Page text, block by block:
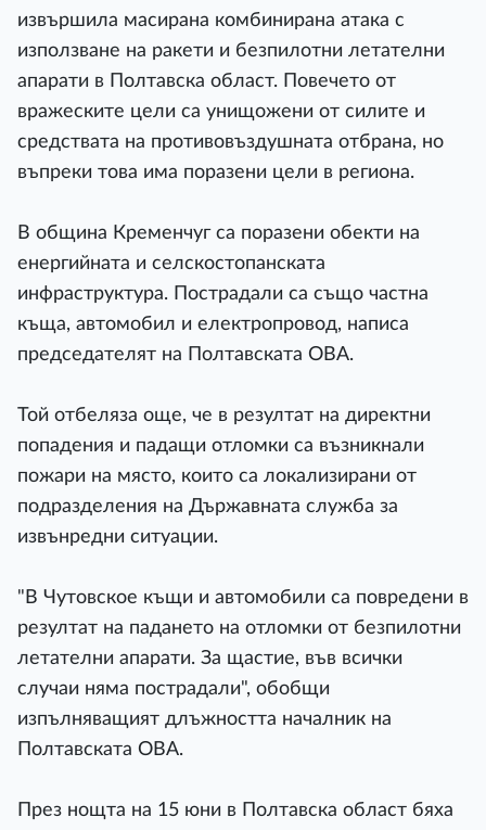
извършила масирана комбинирана атака с
използване на ракети и безпилотни летателни
апарати в Полтавска област. Повечето от
вражеските цели са унищожени от силите и
средствата на противовъздушната отбрана, но
въпреки това има поразени цели в региона.
В община Кременчуг са поразени обекти на
енергийната и селскостопанската
инфраструктура. Пострадали са също частна
къща, автомобил и електропровод, написа
председателят на Полтавската ОВА.
Той отбеляза още, че в резултат на директни
попадения и падащи отломки са възникнали
пожари на място, които са локализирани от
подразделения на Държавната служба за
извънредни ситуации.
"В Чутовское къщи и автомобили са повредени в
резултат на падането на отломки от безпилотни
летателни апарати. За щастие, във всички
случаи няма пострадали", обобщи
изпълняващият длъжността началник на
Полтавската ОВА.
През нощта на 15 юни в Полтавска област бяха